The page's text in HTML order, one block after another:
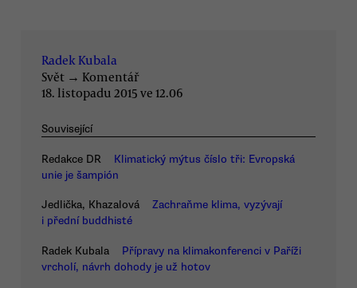
Radek Kubala
Svět → Komentář
18. listopadu 2015 ve 12.06
Související
Redakce DR
Klimatický mýtus číslo tři: Evropská
unie je šampión
Jedlička, Khazalová
Zachraňme klima, vyzývají
i přední buddhisté
Radek Kubala
Přípravy na klimakonferenci v Paříži
vrcholí, návrh dohody je už hotov